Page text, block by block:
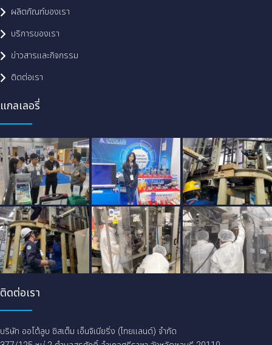
ผลิตภัณฑ์ของเรา
บริการของเรา
ข่าวสารและกิจกรรม
ติดต่อเรา
แกลเลอรี่
ติดต่อเรา
บริษัท ออโต้ลูบ ซิสเต็ม เอ็นจิเนียริ่ง (ไทยแลนด์) จำกัด